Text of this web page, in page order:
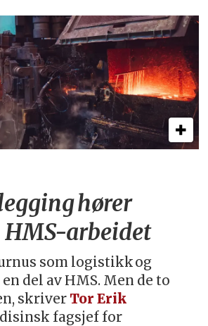
hører
arbeidet
som logistikk og
del av HMS. Men de to
skriver Tor Erik
fagsjef for